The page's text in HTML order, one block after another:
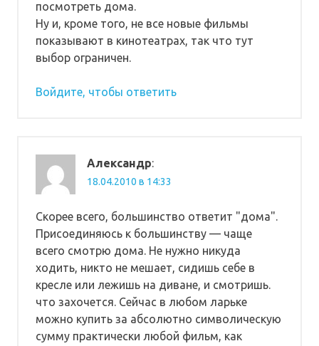
посмотреть дома.
Ну и, кроме того, не все новые фильмы
показывают в кинотеатрах, так что тут
выбор ограничен.
Войдите, чтобы ответить
Александр:
18.04.2010 в 14:33
Скорее всего, большинство ответит "дома".
Присоединяюсь к большинству — чаще
всего смотрю дома. Не нужно никуда
ходить, никто не мешает, сидишь себе в
кресле или лежишь на диване, и смотришь.
что захочется. Сейчас в любом ларьке
можно купить за абсолютно символическую
сумму практически любой фильм, как